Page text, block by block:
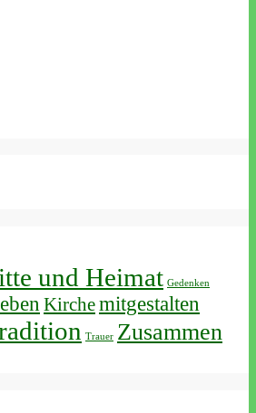
und Heimat Gedenken
Kirchemitgestalten
Trauer Zusammen